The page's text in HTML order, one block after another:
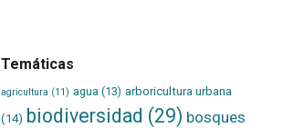
Temáticas
agricultura (11) agua (13) arboricultura urbana
(14) biodiversidad (29) bosques